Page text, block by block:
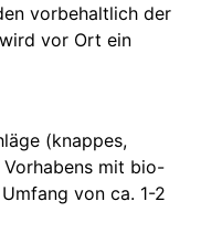
vorbehaltlich der
vor Ort ein
(knappes,
mit bio-
von ca. 1-2